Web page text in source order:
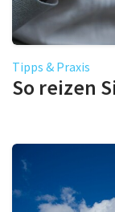
Tipps & Praxis
So reizen